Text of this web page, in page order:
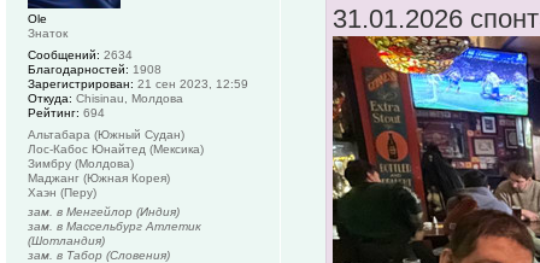
31.01.2026
Ole
Знаток
Сообщений: 2634
Благодарностей: 1908
Зарегистрирован: 21 сен 2023, 12:59
Откуда: Chisinau, Молдова
Рейтинг: 694
Альтабара (Южный Судан)
Лос-Кабос Юнайтед (Мексика)
Зимбру (Молдова)
Маджанг (Южная Корея)
Хаэн (Перу)
зам. в Менгейлор (Индия)
зам. в Массельбург Атлетик
(Шотландия)
зам. в Табор (Словения)